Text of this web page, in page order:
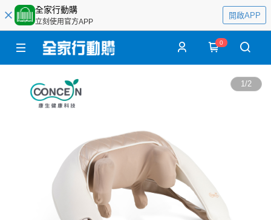
全家行動購
立刻使用官方APP
開啟APP
0
1/2